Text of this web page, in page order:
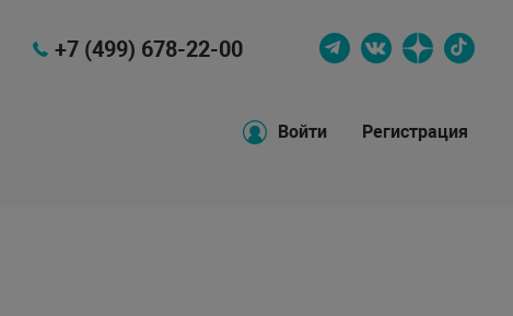
+7 (499) 678-22-00
Войти Регистрация